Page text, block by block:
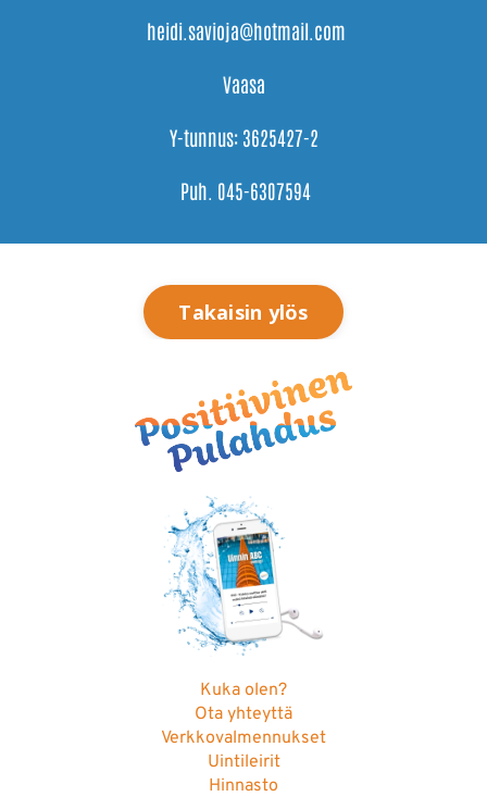
heidi.savioja@hotmail.com
Vaasa
Y-tunnus: 3625427-2
Puh. 045-6307594
Takaisin ylös
Kuka olen?
Ota yhteyttä
Verkkovalmennukset
Uintileirit
Hinnasto